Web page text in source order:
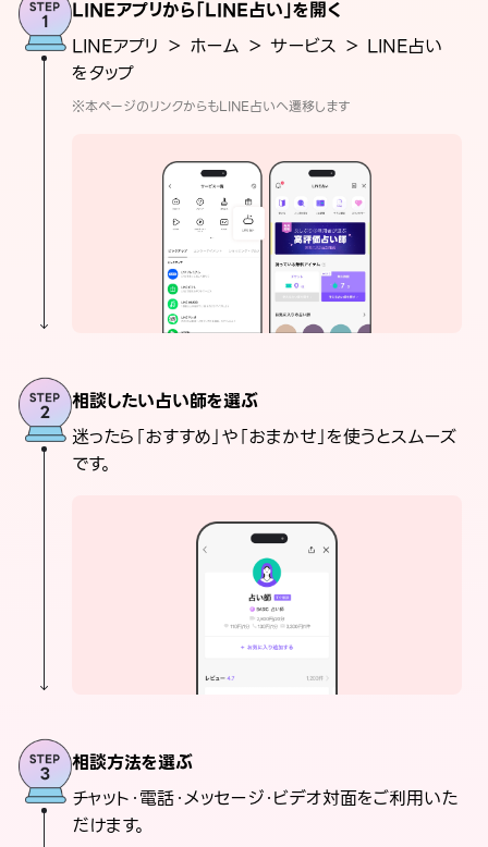
LINEアプリから「LINE占い」を開く
LINEアプリ ＞ ホーム ＞ サービス ＞ LINE占い
をタップ
※本ページのリンクからもLINE占いへ遷移します
相談したい占い師を選ぶ
迷ったら「おすすめ」や「おまかせ」を使うとスムーズ
です。
相談方法を選ぶ
チャット・電話・メッセージ・ビデオ対面をご利用いた
だけます。